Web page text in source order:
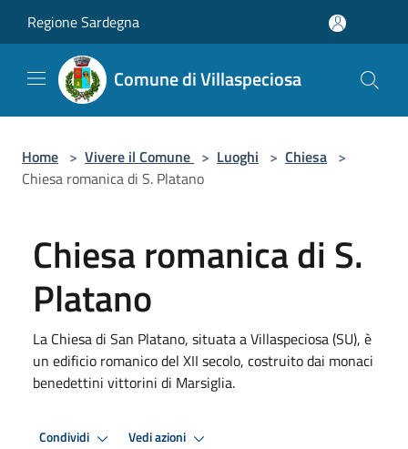
Regione Sardegna
Comune di Villaspeciosa
Home > Vivere il Comune > Luoghi > Chiesa >
Chiesa romanica di S. Platano
Chiesa romanica di S.
Platano
La Chiesa di San Platano, situata a Villaspeciosa (SU), è
un edificio romanico del XII secolo, costruito dai monaci
benedettini vittorini di Marsiglia.
Condividi Vedi azioni